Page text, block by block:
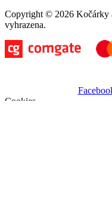
Copyright © 2026 Kočárky
vyhrazena.
Cookies